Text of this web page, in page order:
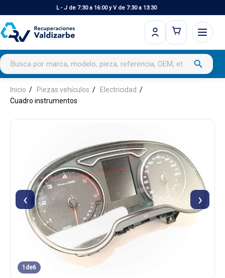
L - J de 7:30 a 16:00 y V de 7:30 a 13:30
Buscar productos search
Inicio Piezas vehículos
Electricidad
Cuadro instrumentos
‹ ›
1 de6